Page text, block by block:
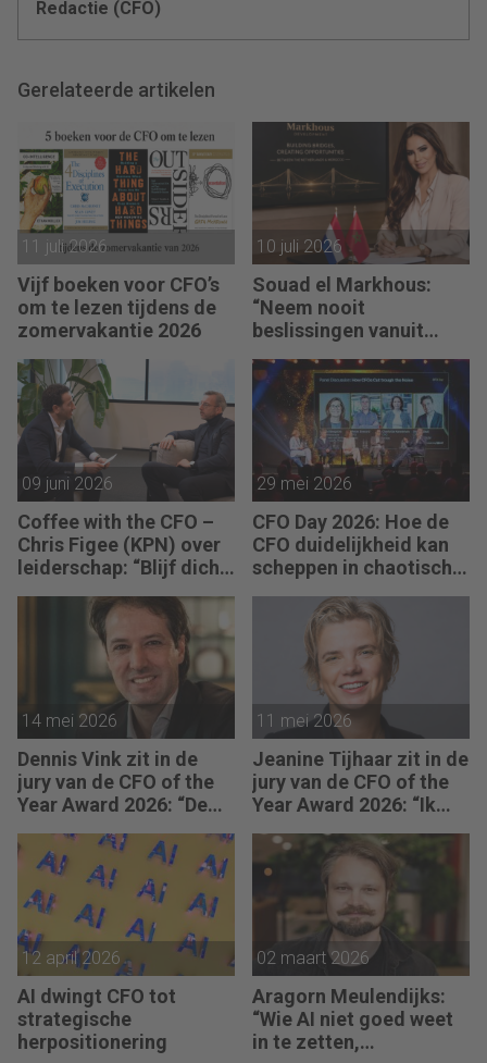
Redactie (CFO)
Gerelateerde artikelen
11 juli 2026
Vijf boeken voor CFO’s
om te lezen tijdens de
zomervakantie 2026
10 juli 2026
Souad el Markhous:
“Neem nooit
beslissingen vanuit
angst, maar vanuit
visie.”
09 juni 2026
Coffee with the CFO –
Chris Figee (KPN) over
leiderschap: “Blijf dicht
29 mei 2026
CFO Day 2026: Hoe de
CFO duidelijkheid kan
scheppen in chaotische
14 mei 2026
Dennis Vink zit in de
jury van de CFO of the
Year Award 2026: “De
balanceert emotionele
intelligentie feilloos
met ijzeren
administratieve
discipline.”
11 mei 2026
Jeanine Tijhaar zit in de
jury van de CFO of the
Year Award 2026: “Ik
combineren met
mensgericht
leiderschap.”
12 april 2026
AI dwingt CFO tot
strategische
herpositionering
02 maart 2026
Aragorn Meulendijks:
“Wie AI niet goed weet
in te zetten,